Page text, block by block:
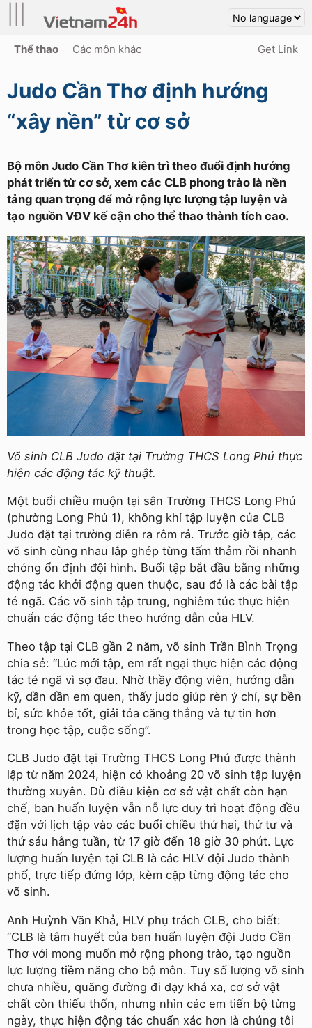
Thể thao Các môn khác Get Link
Judo Cần Thơ định hướng
“xây nền” từ cơ sở
Bộ môn Judo Cần Thơ kiên trì theo đuổi định hướng
phát triển từ cơ sở, xem các CLB phong trào là nền
tảng quan trọng để mở rộng lực lượng tập luyện và
tạo nguồn VĐV kế cận cho thể thao thành tích cao.
Võ sinh CLB Judo đặt tại Trường THCS Long Phú thực
hiện các động tác kỹ thuật.
Một buổi chiều muộn tại sân Trường THCS Long Phú
(phường Long Phú 1), không khí tập luyện của CLB
Judo đặt tại trường diễn ra rôm rả. Trước giờ tập, các
võ sinh cùng nhau lắp ghép từng tấm thảm rồi nhanh
chóng ổn định đội hình. Buổi tập bắt đầu bằng những
động tác khởi động quen thuộc, sau đó là các bài tập
té ngã. Các võ sinh tập trung, nghiêm túc thực hiện
chuẩn các động tác theo hướng dẫn của HLV.
Theo tập tại CLB gần 2 năm, võ sinh Trần Bình Trọng
chia sẻ: “Lúc mới tập, em rất ngại thực hiện các động
tác té ngã vì sợ đau. Nhờ thầy động viên, hướng dẫn
kỹ, dần dần em quen, thấy judo giúp rèn ý chí, sự bền
bỉ, sức khỏe tốt, giải tỏa căng thẳng và tự tin hơn
trong học tập, cuộc sống”.
CLB Judo đặt tại Trường THCS Long Phú được thành
lập từ năm 2024, hiện có khoảng 20 võ sinh tập luyện
thường xuyên. Dù điều kiện cơ sở vật chất còn hạn
chế, ban huấn luyện vẫn nỗ lực duy trì hoạt động đều
đặn với lịch tập vào các buổi chiều thứ hai, thứ tư và
thứ sáu hằng tuần, từ 17 giờ đến 18 giờ 30 phút. Lực
lượng huấn luyện tại CLB là các HLV đội Judo thành
phố, trực tiếp đứng lớp, kèm cặp từng động tác cho
võ sinh.
Anh Huỳnh Văn Khả, HLV phụ trách CLB, cho biết:
“CLB là tâm huyết của ban huấn luyện đội Judo Cần
Thơ với mong muốn mở rộng phong trào, tạo nguồn
lực lượng tiềm năng cho bộ môn. Tuy số lượng võ sinh
chưa nhiều, quãng đường đi dạy khá xa, cơ sở vật
chất còn thiếu thốn, nhưng nhìn các em tiến bộ từng
ngày, thực hiện động tác chuẩn xác hơn là chúng tôi